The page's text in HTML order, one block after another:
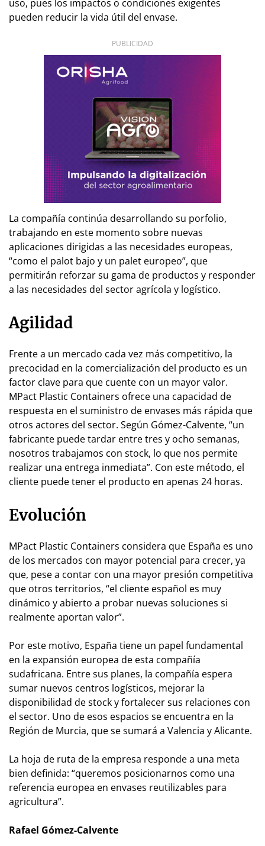
uso, pues los impactos o condiciones exigentes
pueden reducir la vida útil del envase.
PUBLICIDAD
La compañía continúa desarrollando su porfolio,
trabajando en este momento sobre nuevas
aplicaciones dirigidas a las necesidades europeas,
“como el palot bajo y un palet europeo”, que
permitirán reforzar su gama de productos y responder
a las necesidades del sector agrícola y logístico.
Agilidad
Frente a un mercado cada vez más competitivo, la
precocidad en la comercialización del producto es un
factor clave para que cuente con un mayor valor.
MPact Plastic Containers ofrece una capacidad de
respuesta en el suministro de envases más rápida que
otros actores del sector. Según Gómez-Calvente, “un
fabricante puede tardar entre tres y ocho semanas,
nosotros trabajamos con stock, lo que nos permite
realizar una entrega inmediata”. Con este método, el
cliente puede tener el producto en apenas 24 horas.
Evolución
MPact Plastic Containers considera que España es uno
de los mercados con mayor potencial para crecer, ya
que, pese a contar con una mayor presión competitiva
que otros territorios, “el cliente español es muy
dinámico y abierto a probar nuevas soluciones si
realmente aportan valor”.
Por este motivo, España tiene un papel fundamental
en la expansión europea de esta compañía
sudafricana. Entre sus planes, la compañía espera
sumar nuevos centros logísticos, mejorar la
disponibilidad de stock y fortalecer sus relaciones con
el sector. Uno de esos espacios se encuentra en la
Región de Murcia, que se sumará a Valencia y Alicante.
La hoja de ruta de la empresa responde a una meta
bien definida: “queremos posicionarnos como una
referencia europea en envases reutilizables para
agricultura”.
Rafael Gómez-Calvente